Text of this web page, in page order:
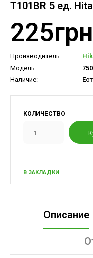
T101BR 5 ед.
Производитель:
Модель:
Наличие:
КОЛИЧЕСТВО
В ЗАКЛАДКИ
Описание